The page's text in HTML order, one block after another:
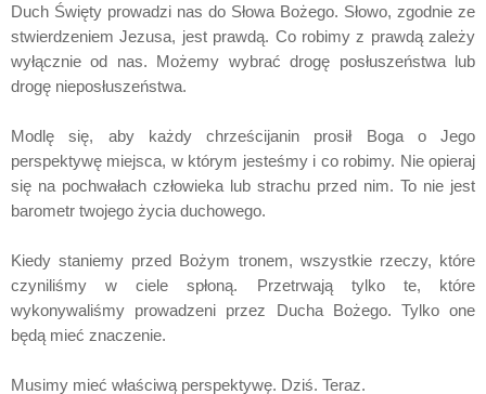
Duch Święty prowadzi nas do Słowa Bożego. Słowo, zgodnie ze
stwierdzeniem Jezusa, jest prawdą. Co robimy z prawdą zależy
wyłącznie od nas. Możemy wybrać drogę posłuszeństwa lub
drogę nieposłuszeństwa.
Modlę się, aby każdy chrześcijanin prosił Boga o Jego
perspektywę miejsca, w którym jesteśmy i co robimy. Nie opieraj
się na pochwałach człowieka lub strachu przed nim. To nie jest
barometr twojego życia duchowego.
Kiedy staniemy przed Bożym tronem, wszystkie rzeczy, które
czyniliśmy w ciele spłoną. Przetrwają tylko te, które
wykonywaliśmy prowadzeni przez Ducha Bożego. Tylko one
będą mieć znaczenie.
Musimy mieć właściwą perspektywę. Dziś. Teraz.